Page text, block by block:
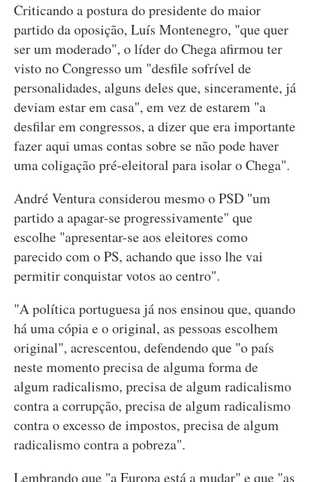
Criticando a postura do presidente do maior
partido da oposição, Luís Montenegro, "que quer
ser um moderado", o líder do Chega afirmou ter
visto no Congresso um "desfile sofrível de
personalidades, alguns deles que, sinceramente, já
deviam estar em casa", em vez de estarem "a
desfilar em congressos, a dizer que era importante
fazer aqui umas contas sobre se não pode haver
uma coligação pré-eleitoral para isolar o Chega".
André Ventura considerou mesmo o PSD "um
partido a apagar-se progressivamente" que
escolhe "apresentar-se aos eleitores como
parecido com o PS, achando que isso lhe vai
permitir conquistar votos ao centro".
"A política portuguesa já nos ensinou que, quando
há uma cópia e o original, as pessoas escolhem
original", acrescentou, defendendo que "o país
neste momento precisa de alguma forma de
algum radicalismo, precisa de algum radicalismo
contra a corrupção, precisa de algum radicalismo
contra o excesso de impostos, precisa de algum
radicalismo contra a pobreza".
Lembrando que "a Europa está a mudar" e que "as